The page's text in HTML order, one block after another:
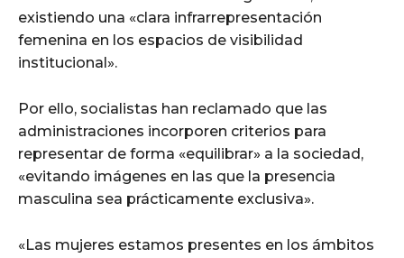
existiendo una «clara infrarrepresentación
femenina en los espacios de visibilidad
institucional».
Por ello, socialistas han reclamado que las
administraciones incorporen criterios para
representar de forma «equilibrar» a la sociedad,
«evitando imágenes en las que la presencia
masculina sea prácticamente exclusiva».
«Las mujeres estamos presentes en los ámbitos